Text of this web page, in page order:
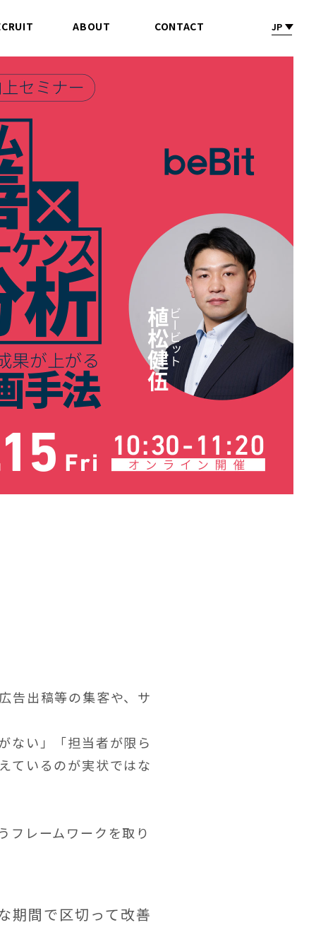
ABOUT CONTACT JP
告出稿等の集客や、サ
ない」「担当者が限ら
ているのが実状ではな
フレームワークを取り
期間で区切って改善